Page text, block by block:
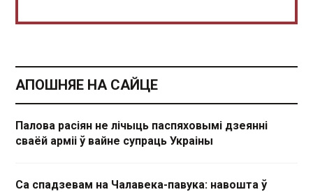
АПОШНЯЕ НА САЙЦЕ
Палова расіян не лічыць паспяховымі дзеянні
сваёй арміі ў вайне супраць Украіны
Са спадзевам на Чалавека-павука: навошта ў